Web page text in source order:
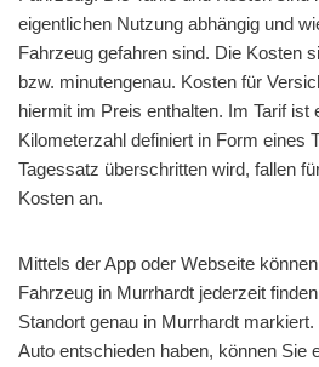
eigentlichen Nutzung abhängig und
Fahrzeug gefahren sind. Die Kosten
bzw. minutengenau. Kosten für
hiermit im Preis enthalten. Im Tarif ist
Kilometerzahl definiert in Form eines
Tagessatz überschritten wird, fallen
Kosten an.
Mittels der App oder Webseite
Fahrzeug in Murrhardt jederzeit
Standort genau in Murrhardt
Auto entschieden haben, können Sie